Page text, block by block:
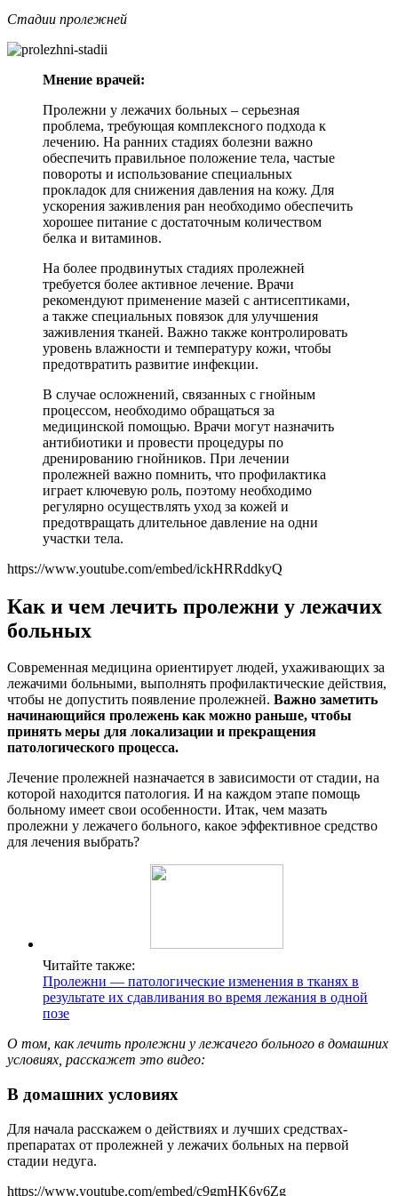
Стадии пролежней
Мнение врачей:
Пролежни у лежачих больных – серьезная
проблема, требующая комплексного подхода к
лечению. На ранних стадиях болезни важно
обеспечить правильное положение тела, частые
повороты и использование специальных
прокладок для снижения давления на кожу. Для
ускорения заживления ран необходимо обеспечить
хорошее питание с достаточным количеством
белка и витаминов.
На более продвинутых стадиях пролежней
требуется более активное лечение. Врачи
рекомендуют применение мазей с антисептиками,
а также специальных повязок для улучшения
заживления тканей. Важно также контролировать
уровень влажности и температуру кожи, чтобы
предотвратить развитие инфекции.
В случае осложнений, связанных с гнойным
процессом, необходимо обращаться за
медицинской помощью. Врачи могут назначить
антибиотики и провести процедуры по
дренированию гнойников. При лечении
пролежней важно помнить, что профилактика
играет ключевую роль, поэтому необходимо
регулярно осуществлять уход за кожей и
предотвращать длительное давление на одни
участки тела.
https://www.youtube.com/embed/ickHRRddkyQ
Как и чем лечить пролежни у лежачих
больных
Современная медицина ориентирует людей, ухаживающих за
лежачими больными, выполнять профилактические действия,
чтобы не допустить появление пролежней. Важно заметить
начинающийся пролежень как можно раньше, чтобы
принять меры для локализации и прекращения
патологического процесса.
Лечение пролежней назначается в зависимости от стадии, на
которой находится патология. И на каждом этапе помощь
больному имеет свои особенности. Итак, чем мазать
пролежни у лежачего больного, какое эффективное средство
для лечения выбрать?
Читайте также:
Пролежни — патологические изменения в тканях в
результате их сдавливания во время лежания в одной
позе
О том, как лечить пролежни у лежачего больного в домашних
условиях, расскажет это видео:
В домашних условиях
Для начала расскажем о действиях и лучших средствах-
препаратах от пролежней у лежачих больных на первой
стадии недуга.
https://www.youtube.com/embed/c9gmHK6y6Zg